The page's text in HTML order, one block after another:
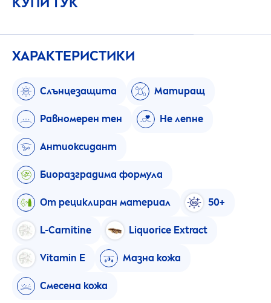
ХАРАКТЕРИСТИКИ
Слънцезащита Матиращ
Равномерен тен Не лепне
Антиоксидант
Биоразградима формула
От рециклиран материал 50+
L-Carnitine Liquorice Extract
Vitamin E Мазна кожа
Смесена кожа